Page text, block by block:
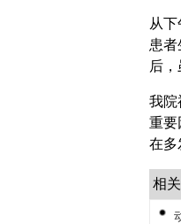
从
患
后
我院
重要
在多
相